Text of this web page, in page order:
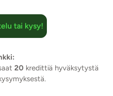
tai kysy!
20 kredittiä hyväksytystä